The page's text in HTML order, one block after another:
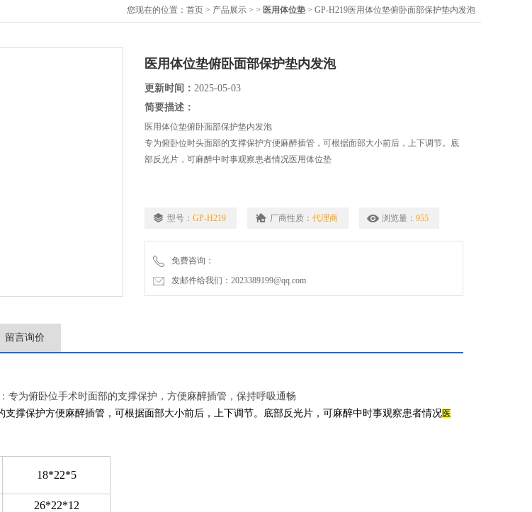
您现在的位置： 首页 > 产品展示 > > 医用体位垫 > GP-H219医用体位垫俯卧面部保护垫内发泡
医用体位垫俯卧面部保护垫内发泡
更新时间： 2025-05-03
简要描述：
医用体位垫俯卧面部保护垫内发泡
专为俯卧位时头面部的支撑保护方便麻醉插管，可根据面部大小前后，上下调节。底
部反光片，可麻醉中时事观察患者情况医用体位垫
型号： GP-H219 厂商性质： 代理商 浏览量： 955
免费咨询：
发邮件给我们：2023389199@qq.com
留言询价
专为俯卧位手术时面部的支撑保护，方便麻醉插管，保持呼吸通畅
支撑保护方便麻醉插管，可根据面部大小前后，上下调节。底部反光片，可麻醉中时事观察患者情况医
18*22*5
26*22*12